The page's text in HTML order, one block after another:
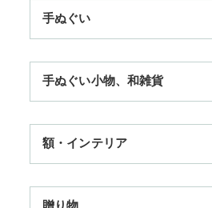
手ぬぐい
3,300円まで
11,000円まで
季節のおすすめ
手ぬぐい小物、和雑貨
扇子
額・インテリア
贈り物